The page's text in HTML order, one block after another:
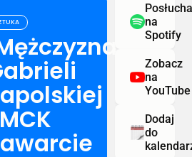
na
Spotify
Zobacz
na
YouTube
Dodaj
do